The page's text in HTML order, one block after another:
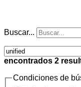
Buscar...
encontrados 2
Condiciones de